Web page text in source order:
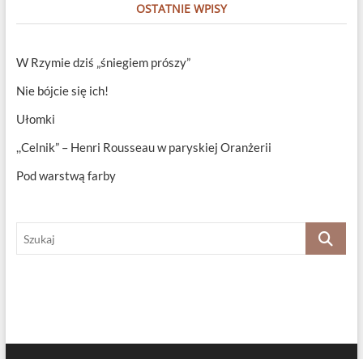
OSTATNIE WPISY
W Rzymie dziś „śniegiem prószy”
Nie bójcie się ich!
Ułomki
,,Celnik” – Henri Rousseau w paryskiej Oranżerii
Pod warstwą farby
Szukaj